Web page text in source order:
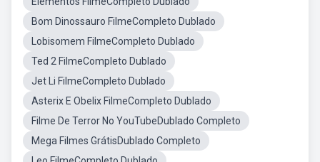
Bom Dinossauro FilmeCompleto Dublado
Lobisomem FilmeCompleto Dublado
Ted 2 FilmeCompleto Dublado
Jet Li FilmeCompleto Dublado
Asterix E Obelix FilmeCompleto Dublado
Filme De Terror No YouTubeDublado Completo
Mega Filmes GrátisDublado Completo